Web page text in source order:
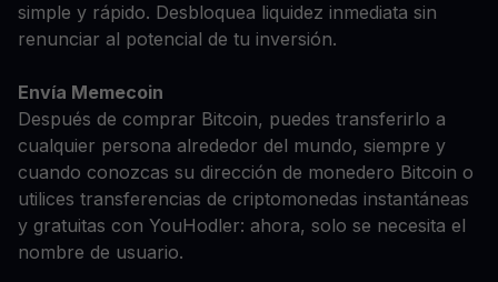
simple y rápido. Desbloquea liquidez inmediata sin
renunciar al potencial de tu inversión.
Envía Memecoin
Después de comprar Bitcoin, puedes transferirlo a
cualquier persona alrededor del mundo, siempre y
cuando conozcas su dirección de monedero Bitcoin o
utilices transferencias de criptomonedas instantáneas
y gratuitas con YouHodler: ahora, solo se necesita el
nombre de usuario.